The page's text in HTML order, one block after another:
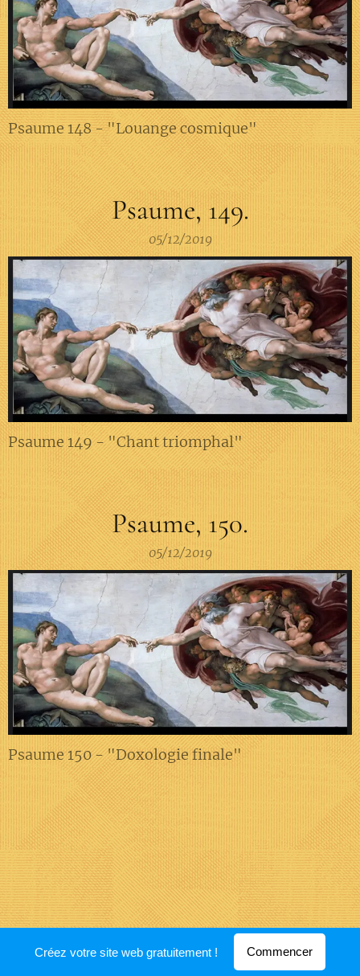
Psaume 148 - "Louange cosmique"
Psaume, 149.
05/12/2019
Psaume 149 - "Chant triomphal"
Psaume, 150.
05/12/2019
Psaume 150 - "Doxologie finale"
Optimisé parWebnode
Créez votre site web gratuitement ! Commencer